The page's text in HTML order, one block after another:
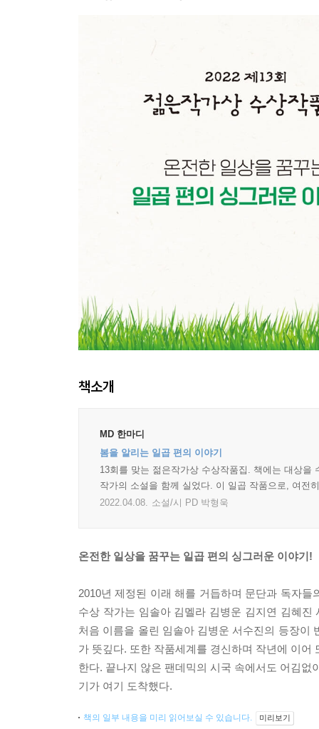
책소개
MD 한마디
봄을 알리는 일곱 편의 이야기
13회를 맞는 젊은작가상 수상작품집. 책에는 대상
작가의 소설을 함께 실었다. 이 일곱 작품으로, 여전
2022.04.08. 소설/시 PD 박형욱
온전한 일상을 꿈꾸는 일곱 편의 싱그러운 이야기!
2010년 제정된 이래 해를 거듭하며 문단과 독자
수상 작가는 임솔아 김멜라 김병운 김지연 김혜
처음 이름을 올린 임솔아 김병운 서수진의 등장이
가 뜻깊다. 또한 작품세계를 경신하며 작년에 이
한다. 끝나지 않은 팬데믹의 시국 속에서도 어김
기가 여기 도착했다.
책의 일부 내용을 미리 읽어보실 수 있습니다. 미리보기